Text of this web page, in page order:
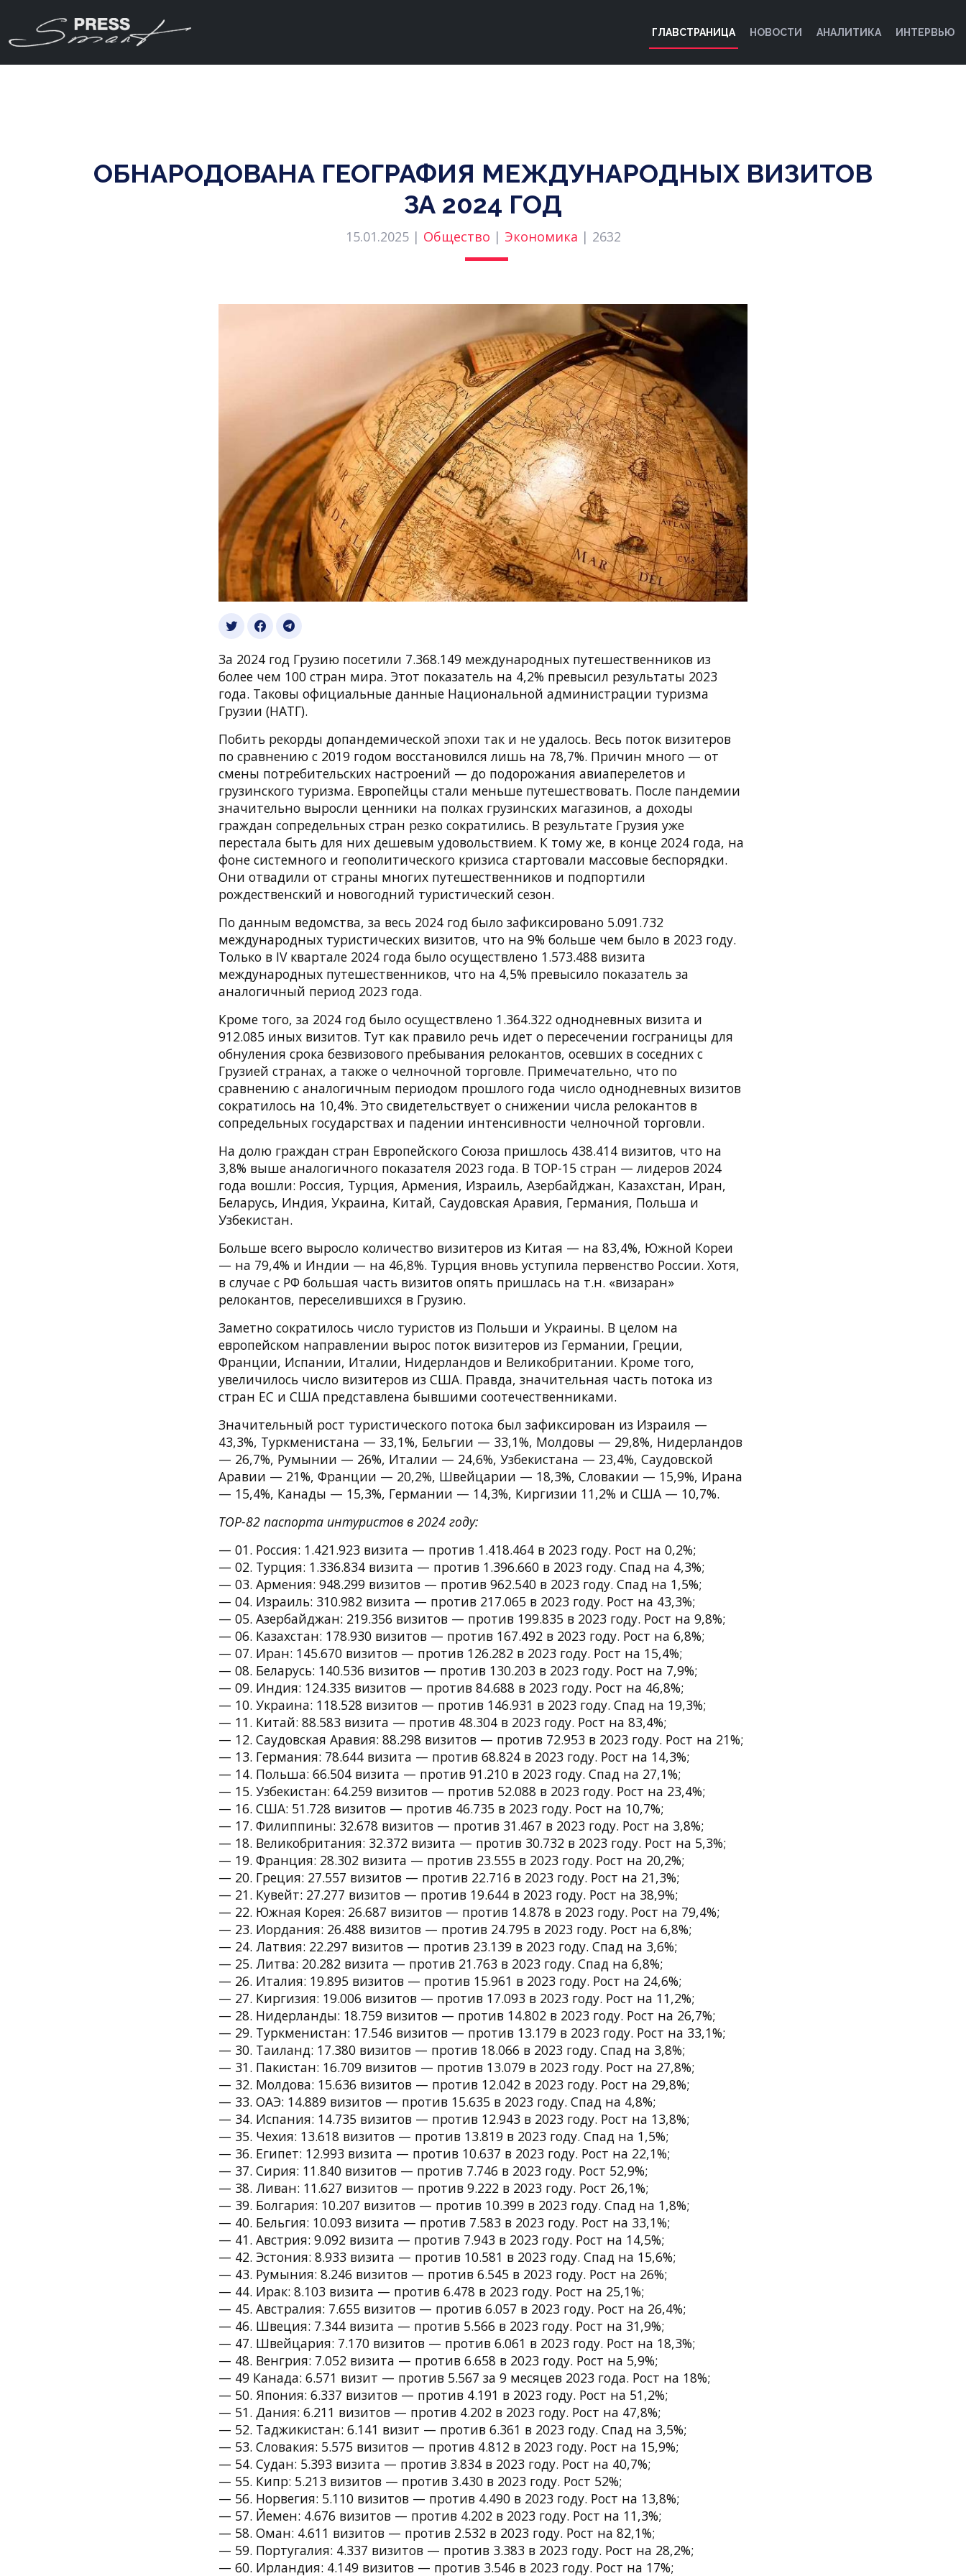
ГЛАВСТРАНИЦА НОВОСТИ АНАЛИТИКА ИНТЕРВЬЮ
ОБНАРОДОВАНА ГЕОГРАФИЯ МЕЖДУНАРОДНЫХ ВИЗИТОВ
ЗА 2024 ГОД
15.01.2025 | Общество | Экономика | 2632
За 2024 год Грузию посетили 7.368.149 международных путешественников из
более чем 100 стран мира. Этот показатель на 4,2% превысил результаты 2023
года. Таковы официальные данные Национальной администрации туризма
Грузии (НАТГ).
Побить рекорды допандемической эпохи так и не удалось. Весь поток визитеров
по сравнению с 2019 годом восстановился лишь на 78,7%. Причин много — от
смены потребительских настроений — до подорожания авиаперелетов и
грузинского туризма. Европейцы стали меньше путешествовать. После пандемии
значительно выросли ценники на полках грузинских магазинов, а доходы
граждан сопредельных стран резко сократились. В результате Грузия уже
перестала быть для них дешевым удовольствием. К тому же, в конце 2024 года, на
фоне системного и геополитического кризиса стартовали массовые беспорядки.
Они отвадили от страны многих путешественников и подпортили
рождественский и новогодний туристический сезон.
По данным ведомства, за весь 2024 год было зафиксировано 5.091.732
международных туристических визитов, что на 9% больше чем было в 2023 году.
Только в IV квартале 2024 года было осуществлено 1.573.488 визита
международных путешественников, что на 4,5% превысило показатель за
аналогичный период 2023 года.
Кроме того, за 2024 год было осуществлено 1.364.322 однодневных визита и
912.085 иных визитов. Тут как правило речь идет о пересечении госграницы для
обнуления срока безвизового пребывания релокантов, осевших в соседних с
Грузией странах, а также о челночной торговле. Примечательно, что по
сравнению с аналогичным периодом прошлого года число однодневных визитов
сократилось на 10,4%. Это свидетельствует о снижении числа релокантов в
сопредельных государствах и падении интенсивности челночной торговли.
На долю граждан стран Европейского Союза пришлось 438.414 визитов, что на
3,8% выше аналогичного показателя 2023 года. В TOP-15 стран — лидеров 2024
года вошли: Россия, Турция, Армения, Израиль, Азербайджан, Казахстан, Иран,
Беларусь, Индия, Украина, Китай, Саудовская Аравия, Германия, Польша и
Узбекистан.
Больше всего выросло количество визитеров из Китая — на 83,4%, Южной Кореи
— на 79,4% и Индии — на 46,8%. Турция вновь уступила первенство России. Хотя,
в случае с РФ большая часть визитов опять пришлась на т.н. «визаран»
релокантов, переселившихся в Грузию.
Заметно сократилось число туристов из Польши и Украины. В целом на
европейском направлении вырос поток визитеров из Германии, Греции,
Франции, Испании, Италии, Нидерландов и Великобритании. Кроме того,
увеличилось число визитеров из США. Правда, значительная часть потока из
стран ЕС и США представлена бывшими соотечественниками.
Значительный рост туристического потока был зафиксирован из Израиля —
43,3%, Туркменистана — 33,1%, Бельгии — 33,1%, Молдовы — 29,8%, Нидерландов
— 26,7%, Румынии — 26%, Италии — 24,6%, Узбекистана — 23,4%, Саудовской
Аравии — 21%, Франции — 20,2%, Швейцарии — 18,3%, Словакии — 15,9%, Ирана
— 15,4%, Канады — 15,3%, Германии — 14,3%, Киргизии 11,2% и США — 10,7%.
TOP-82 паспорта интуристов в 2024 году:
— 01. Россия: 1.421.923 визита — против 1.418.464 в 2023 году. Рост на 0,2%;
— 02. Турция: 1.336.834 визита — против 1.396.660 в 2023 году. Спад на 4,3%;
— 03. Армения: 948.299 визитов — против 962.540 в 2023 году. Спад на 1,5%;
— 04. Израиль: 310.982 визита — против 217.065 в 2023 году. Рост на 43,3%;
— 05. Азербайджан: 219.356 визитов — против 199.835 в 2023 году. Рост на 9,8%;
— 06. Казахстан: 178.930 визитов — против 167.492 в 2023 году. Рост на 6,8%;
— 07. Иран: 145.670 визитов — против 126.282 в 2023 году. Рост на 15,4%;
— 08. Беларусь: 140.536 визитов — против 130.203 в 2023 году. Рост на 7,9%;
— 09. Индия: 124.335 визитов — против 84.688 в 2023 году. Рост на 46,8%;
— 10. Украина: 118.528 визитов — против 146.931 в 2023 году. Спад на 19,3%;
— 11. Китай: 88.583 визита — против 48.304 в 2023 году. Рост на 83,4%;
— 12. Саудовская Аравия: 88.298 визитов — против 72.953 в 2023 году. Рост на 21%;
— 13. Германия: 78.644 визита — против 68.824 в 2023 году. Рост на 14,3%;
— 14. Польша: 66.504 визита — против 91.210 в 2023 году. Спад на 27,1%;
— 15. Узбекистан: 64.259 визитов — против 52.088 в 2023 году. Рост на 23,4%;
— 16. США: 51.728 визитов — против 46.735 в 2023 году. Рост на 10,7%;
— 17. Филиппины: 32.678 визитов — против 31.467 в 2023 году. Рост на 3,8%;
— 18. Великобритания: 32.372 визита — против 30.732 в 2023 году. Рост на 5,3%;
— 19. Франция: 28.302 визита — против 23.555 в 2023 году. Рост на 20,2%;
— 20. Греция: 27.557 визитов — против 22.716 в 2023 году. Рост на 21,3%;
— 21. Кувейт: 27.277 визитов — против 19.644 в 2023 году. Рост на 38,9%;
— 22. Южная Корея: 26.687 визитов — против 14.878 в 2023 году. Рост на 79,4%;
— 23. Иордания: 26.488 визитов — против 24.795 в 2023 году. Рост на 6,8%;
— 24. Латвия: 22.297 визитов — против 23.139 в 2023 году. Спад на 3,6%;
— 25. Литва: 20.282 визита — против 21.763 в 2023 году. Спад на 6,8%;
— 26. Италия: 19.895 визитов — против 15.961 в 2023 году. Рост на 24,6%;
— 27. Киргизия: 19.006 визитов — против 17.093 в 2023 году. Рост на 11,2%;
— 28. Нидерланды: 18.759 визитов — против 14.802 в 2023 году. Рост на 26,7%;
— 29. Туркменистан: 17.546 визитов — против 13.179 в 2023 году. Рост на 33,1%;
— 30. Таиланд: 17.380 визитов — против 18.066 в 2023 году. Спад на 3,8%;
— 31. Пакистан: 16.709 визитов — против 13.079 в 2023 году. Рост на 27,8%;
— 32. Молдова: 15.636 визитов — против 12.042 в 2023 году. Рост на 29,8%;
— 33. ОАЭ: 14.889 визитов — против 15.635 в 2023 году. Спад на 4,8%;
— 34. Испания: 14.735 визитов — против 12.943 в 2023 году. Рост на 13,8%;
— 35. Чехия: 13.618 визитов — против 13.819 в 2023 году. Спад на 1,5%;
— 36. Египет: 12.993 визита — против 10.637 в 2023 году. Рост на 22,1%;
— 37. Сирия: 11.840 визитов — против 7.746 в 2023 году. Рост 52,9%;
— 38. Ливан: 11.627 визитов — против 9.222 в 2023 году. Рост 26,1%;
— 39. Болгария: 10.207 визитов — против 10.399 в 2023 году. Спад на 1,8%;
— 40. Бельгия: 10.093 визита — против 7.583 в 2023 году. Рост на 33,1%;
— 41. Австрия: 9.092 визита — против 7.943 в 2023 году. Рост на 14,5%;
— 42. Эстония: 8.933 визита — против 10.581 в 2023 году. Спад на 15,6%;
— 43. Румыния: 8.246 визитов — против 6.545 в 2023 году. Рост на 26%;
— 44. Ирак: 8.103 визита — против 6.478 в 2023 году. Рост на 25,1%;
— 45. Австралия: 7.655 визитов — против 6.057 в 2023 году. Рост на 26,4%;
— 46. Швеция: 7.344 визита — против 5.566 в 2023 году. Рост на 31,9%;
— 47. Швейцария: 7.170 визитов — против 6.061 в 2023 году. Рост на 18,3%;
— 48. Венгрия: 7.052 визита — против 6.658 в 2023 году. Рост на 5,9%;
— 49 Канада: 6.571 визит — против 5.567 за 9 месяцев 2023 года. Рост на 18%;
— 50. Япония: 6.337 визитов — против 4.191 в 2023 году. Рост на 51,2%;
— 51. Дания: 6.211 визитов — против 4.202 в 2023 году. Рост на 47,8%;
— 52. Таджикистан: 6.141 визит — против 6.361 в 2023 году. Спад на 3,5%;
— 53. Словакия: 5.575 визитов — против 4.812 в 2023 году. Рост на 15,9%;
— 54. Судан: 5.393 визита — против 3.834 в 2023 году. Рост на 40,7%;
— 55. Кипр: 5.213 визитов — против 3.430 в 2023 году. Рост 52%;
— 56. Норвегия: 5.110 визитов — против 4.490 в 2023 году. Рост на 13,8%;
— 57. Йемен: 4.676 визитов — против 4.202 в 2023 году. Рост на 11,3%;
— 58. Оман: 4.611 визитов — против 2.532 в 2023 году. Рост на 82,1%;
— 59. Португалия: 4.337 визитов — против 3.383 в 2023 году. Рост на 28,2%;
— 60. Ирландия: 4.149 визитов — против 3.546 в 2023 году. Рост на 17%;